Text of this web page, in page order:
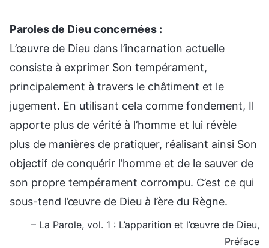
Paroles de Dieu concernées :
L’œuvre de Dieu dans l’incarnation actuelle
consiste à exprimer Son tempérament,
principalement à travers le châtiment et le
jugement. En utilisant cela comme fondement, Il
apporte plus de vérité à l’homme et lui révèle
plus de manières de pratiquer, réalisant ainsi Son
objectif de conquérir l’homme et de le sauver de
son propre tempérament corrompu. C’est ce qui
sous-tend l’œuvre de Dieu à l’ère du Règne.
– La Parole, vol. 1 : L’apparition et l’œuvre de Dieu,
Préface